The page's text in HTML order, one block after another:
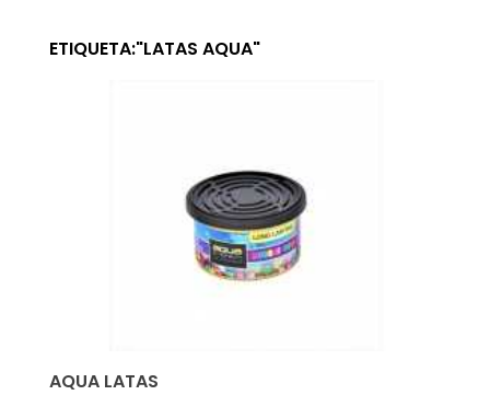
ETIQUETA:"LATAS AQUA"
AQUA LATAS